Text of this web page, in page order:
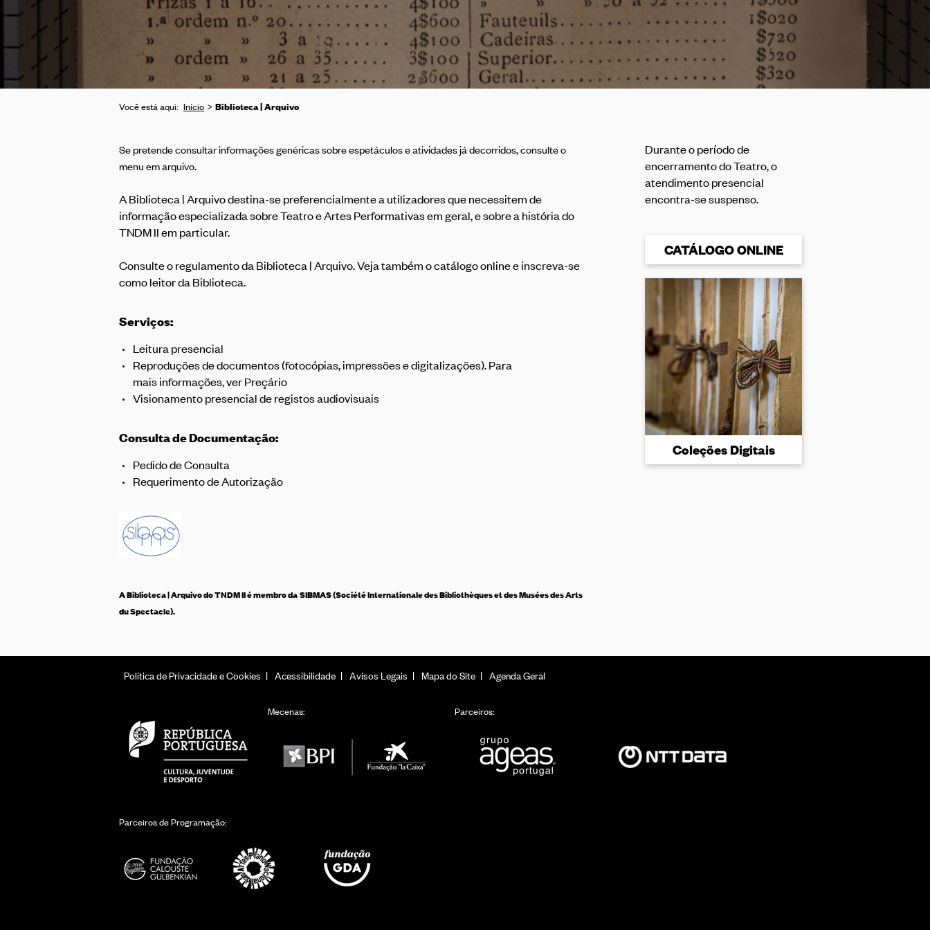
Você está aqui: Início Biblioteca | Arquivo
Se pretende consultar informações genéricas sobre espetáculos e atividades já decorridos, consulte o
menuem arquivo.
A Biblioteca | Arquivo destina-se preferencialmente a utilizadores que necessitem de
informação especializada sobre Teatro e Artes Performativas em geral, e sobre a história do
TNDM II em particular.
Consulte oregulamentoda Biblioteca | Arquivo. Veja também ocatálogo onlinee inscreva-se
como leitor da Biblioteca.
Serviços:
Leitura presencial
Reproduções de documentos (fotocópias, impressões e digitalizações). Para
mais informações, verPreçário
Visionamento presencial de registos audiovisuais
Consulta de Documentação:
Pedido de Consulta
Requerimento de Autorização
A Biblioteca | Arquivo do TNDM II é membro daSIBMAS(Société Internationale des Bibliothèques etdes Musées des Arts
du Spectacle).
Durante o período de
encerramento do Teatro, o
atendimento presencial
encontra-se suspenso.
CATÁLOGO ONLINE
Coleções Digitais
Política de Privacidade e Cookies Acessibilidade Avisos Legais Mapa do Site Agenda Geral
Mecenas: Parceiros:
Parceiros de Programação: